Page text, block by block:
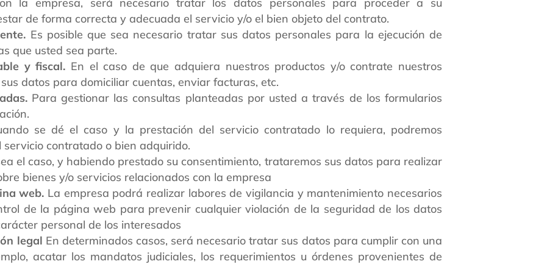
de forma correcta y adecuada el servicio y/o el bien objeto del contrato.
Es posible que sea necesario tratar sus datos personales para la ejecución de
que usted sea parte.
y fiscal. En el caso de que adquiera nuestros productos y/o contrate nuestros
datos para domiciliar cuentas, enviar facturas, etc.
Para gestionar las consultas planteadas por usted a través de los formularios
se dé el caso y la prestación del servicio contratado lo requiera, podremos
contratado o bien adquirido.
el caso, y habiendo prestado su consentimiento, trataremos sus datos para realizar
bienes y/o servicios relacionados con la empresa
web. La empresa podrá realizar labores de vigilancia y mantenimiento necesarios
de la página web para prevenir cualquier violación de la seguridad de los datos
personal de los interesados
legal En determinados casos, será necesario tratar sus datos para cumplir con una
acatar los mandatos judiciales, los requerimientos u órdenes provenientes de